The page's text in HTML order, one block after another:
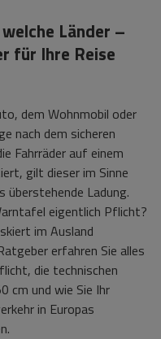
Länder –
für Ihre Reise
dem Wohnmobil oder
nach dem sicheren
Fahrräder auf einem
gilt dieser im Sinne
Ladung.
eigentlich Pflicht?
im Ausland
erfahren Sie alles
die technischen
cm und wie Sie Ihr
in Europas